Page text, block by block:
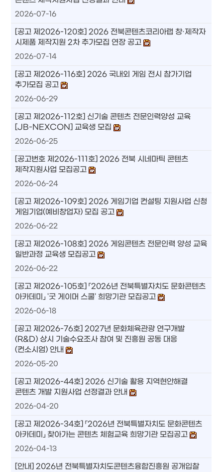
2026-07-16
[공고 제2026-120호] 2026 전북콘텐츠코리아랩 창·제작자
시제품 제작지원 2차 추가모집 연장 공고
2026-07-14
[공고 제2026-116호] 2026 국내외 게임 전시 참가기업
추가모집 공고
2026-06-29
[공고 제2026-112호] 신기술 콘텐츠 전문인력양성 교육
[JB-NEXCON] 교육생 모집
2026-06-25
[공고번호 제2026-111호] 2026 전북 시네마틱 콘텐츠
제작지원사업 모집공고
2026-06-24
[공고 제2026-109호] 2026 게임기업 컨설팅 지원사업 신청
게임기업(예비창업자) 모집 공고
2026-06-22
[공고 제2026-108호] 2026 게임콘텐츠 전문인력 양성 교육
일반과정 교육생 모집공고
2026-06-22
[공고 제2026-105호] 「2026년 전북특별자치도 문화콘텐츠
아카데미」 '굿 게이머 스쿨' 희망기관 모집공고
2026-06-18
[공고 제2026-76호] 2027년 문화체육관광 연구개발
(R&D) 상시 기술수요조사 참여 및 진흥원 공동 대응
(컨소시엄) 안내
2026-05-20
[공고 제2026-44호] 2026 신기술 활용 지역현안해결
콘텐츠 개발 지원사업 선정결과 안내
2026-04-20
[공고 제2026-34호] 「2026년 전북특별자치도 문화콘텐츠
아카데미」 찾아가는 콘텐츠 체험교육 희망기관 모집공고
2026-04-13
[안내] 2026년 전북특별자치도콘텐츠융합진흥원 공개입찰